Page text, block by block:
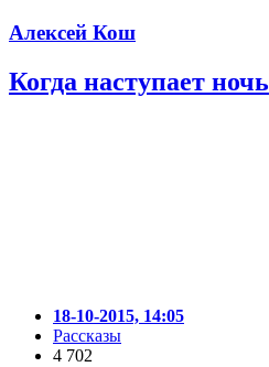
Алексей Кош
Когда наступает ночь
18-10-2015, 14:05
Рассказы
4 702